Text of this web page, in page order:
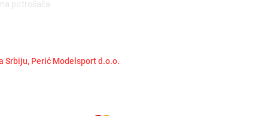
potrošača
Srbiju, Perić Modelsport d.o.o.